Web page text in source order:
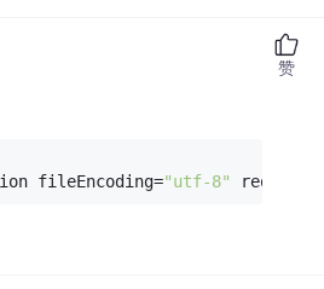
fileEncoding="utf-8"
赞